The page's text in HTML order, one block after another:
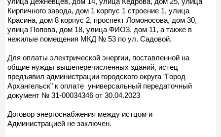
Кирпичного завода, дом 1 корпус 1 строение 1, улица
Красина, дом 8 корпус 2, проспект Ломоносова, дом 30,
улица Попова, дом 18, улица ФИО3, дом 11, а также в
нежилые помещения МКД № 53 по ул. Садовой.
Для оплаты электрической энергии, поставленной на
общие нужды вышеперечисленных зданий, истец
предъявил администрации городского округа "Город
Архангельск" к оплате универсальный передаточный
документ № 31-00034346 от 30.04.2023
Договор энергоснабжения между истцом и
Администрацией не заключен.